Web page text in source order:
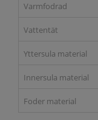
Varmfodrad
Vattentät
Yttersula material
Innersula material
Foder material